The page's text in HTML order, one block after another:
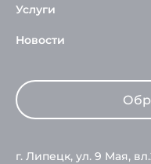
Услуги
Новости
г. Липецк, ул. 9 Мая,